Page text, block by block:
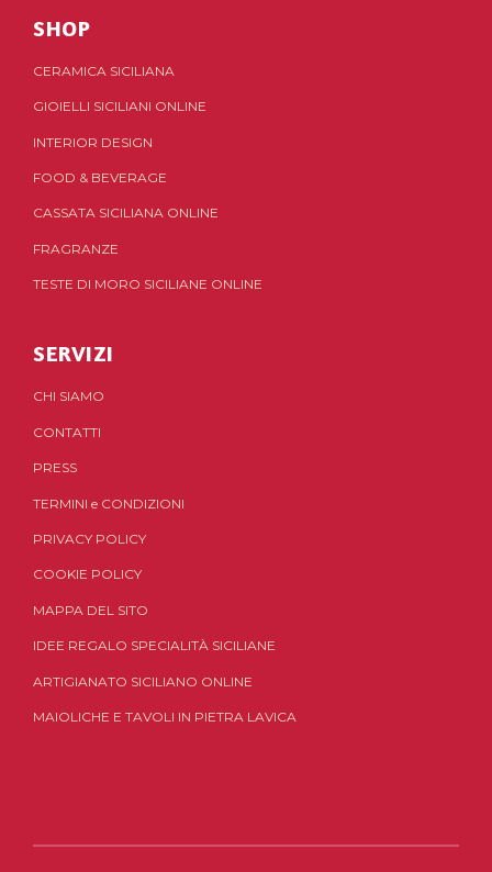
SHOP
CERAMICA SICILIANA
GIOIELLI SICILIANI ONLINE
INTERIOR DESIGN
FOOD & BEVERAGE
CASSATA SICILIANA ONLINE
FRAGRANZE
TESTE DI MORO SICILIANE ONLINE
SERVIZI
CHI SIAMO
CONTATTI
PRESS
TERMINI e CONDIZIONI
PRIVACY POLICY
COOKIE POLICY
MAPPA DEL SITO
IDEE REGALO SPECIALITÀ SICILIANE
ARTIGIANATO SICILIANO ONLINE
MAIOLICHE E TAVOLI IN PIETRA LAVICA